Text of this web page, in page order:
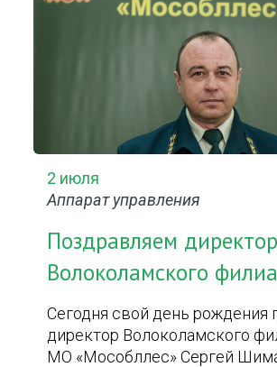
2 июля
Аппарат управления
Поздравляем
Волоколамского
Сегодня свой день рождения
директор Волоколамского
МО «Мособллес» Сергей